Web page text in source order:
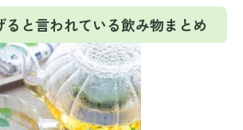
ると言われている飲み物まとめ